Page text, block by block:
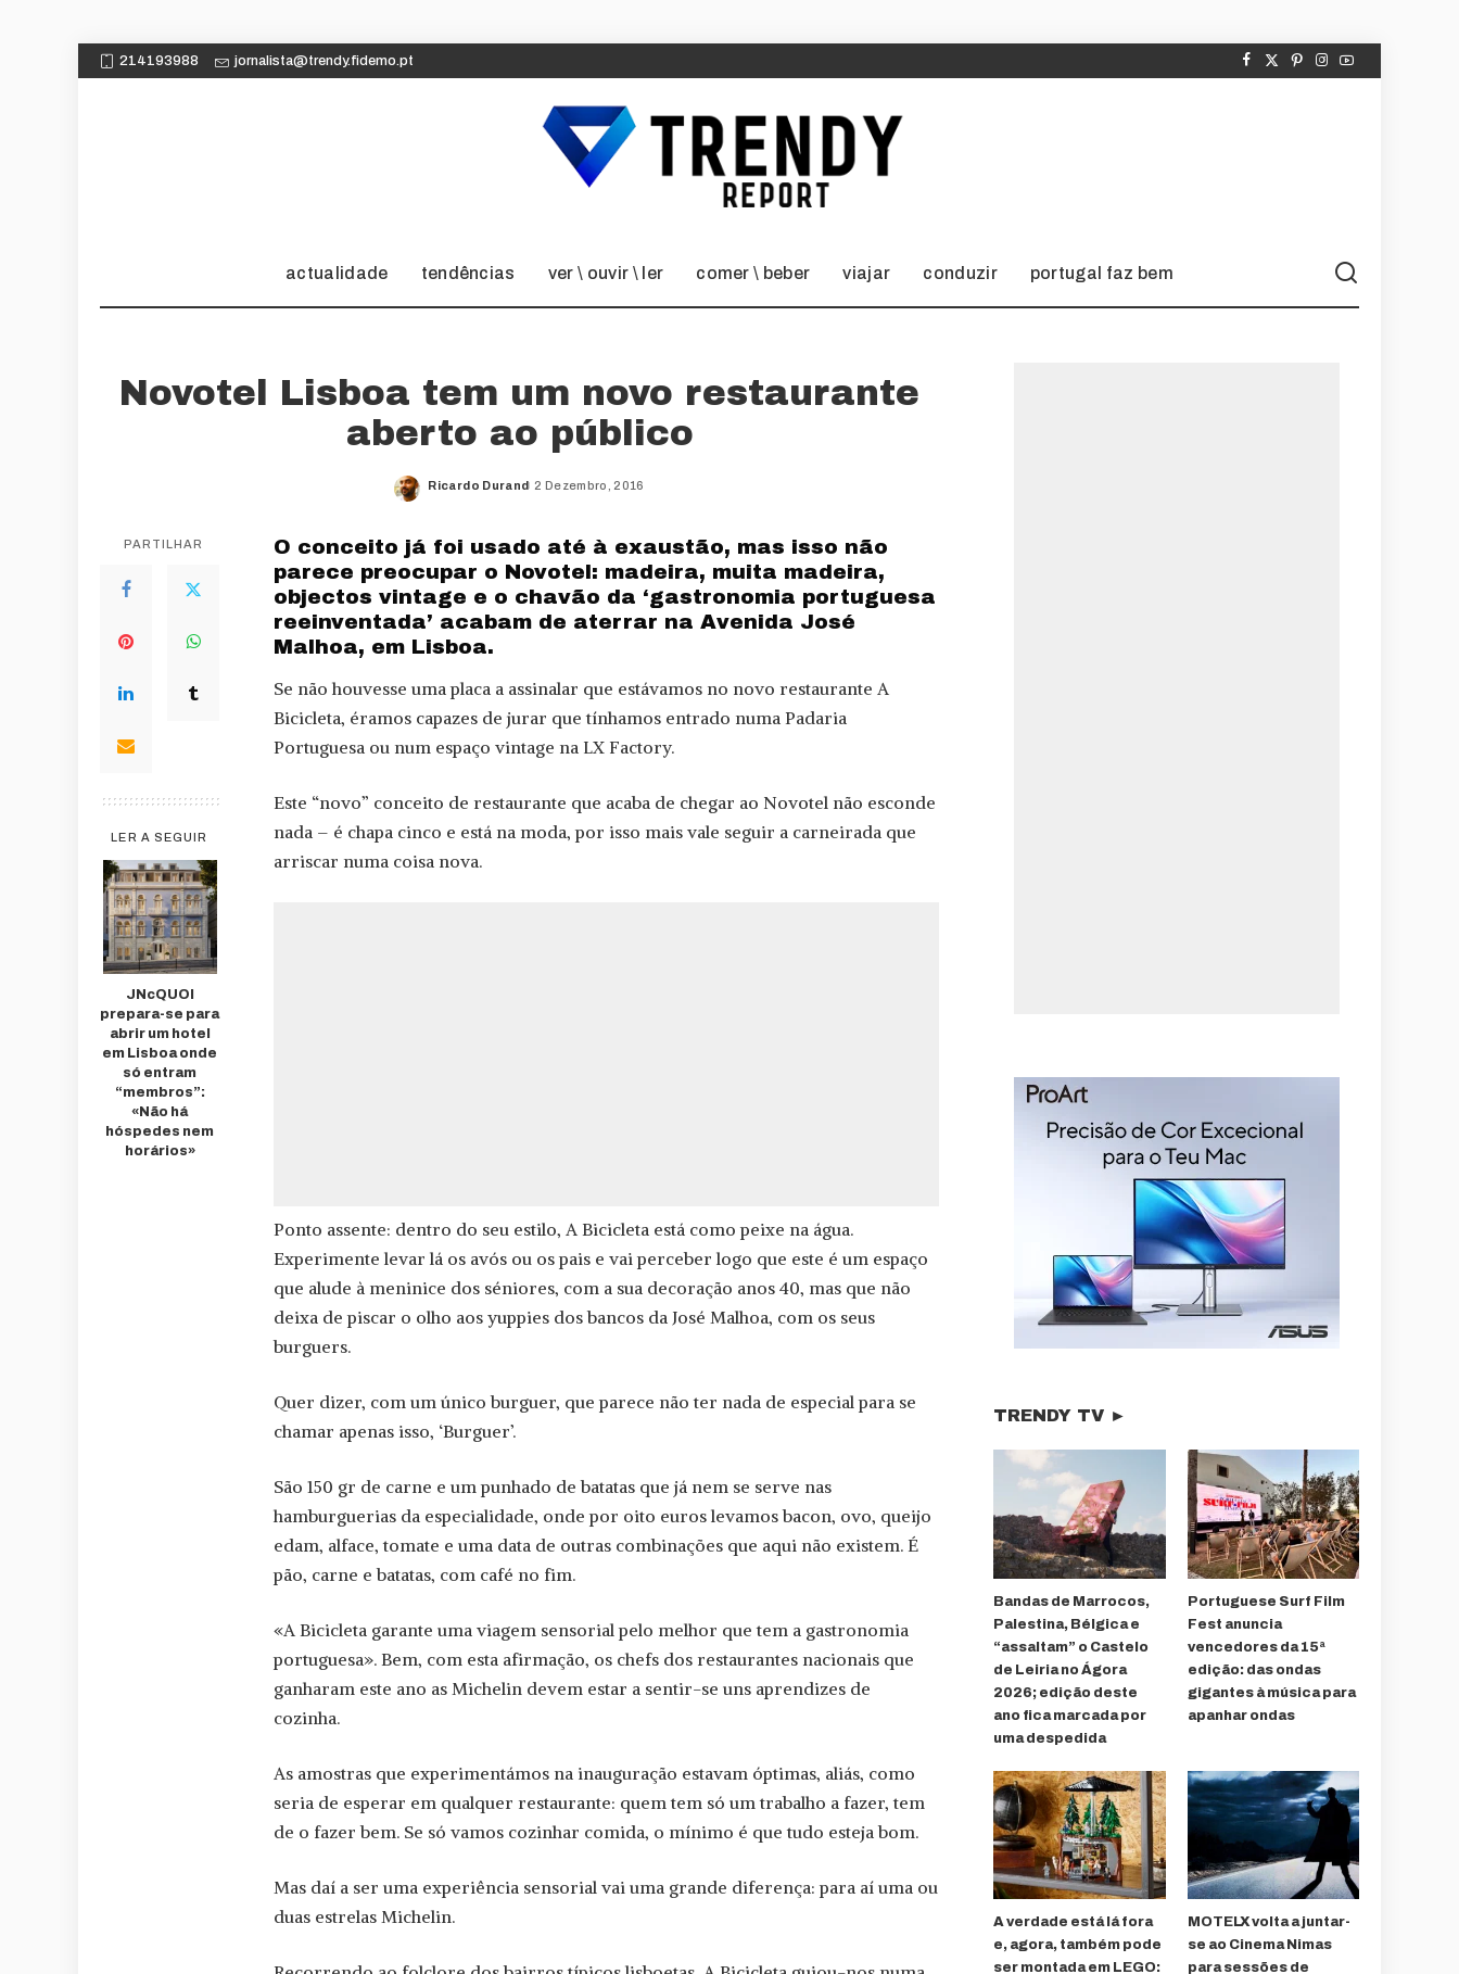
214193988 jornalista@trendy.fidemo.pt
actualidade tendências ver \ ouvir \ ler comer \ beber viajar conduzir portugal faz bem
Novotel Lisboa tem um novo restaurante
aberto ao público
Posted
Ricardo Durand 2 Dezembro, 2016
PARTILHAR
LER A SEGUIR
JNcQUOI
prepara-se para
abrir um hotel
em Lisboa onde
só entram
“membros”:
«Não há
hóspedes nem
horários»
O conceito já foi usado até à exaustão, mas isso não
parece preocupar o Novotel: madeira, muita madeira,
objectos vintage e o chavão da ‘gastronomia portuguesa
reeinventada’ acabam de aterrar na Avenida José
Malhoa, em Lisboa.
Se não houvesse uma placa a assinalar que estávamos no novo restaurante A
Bicicleta, éramos capazes de jurar que tínhamos entrado numa Padaria
Portuguesa ou num espaço vintage na LX Factory.
Este “novo” conceito de restaurante que acaba de chegar ao Novotel não esconde
nada – é chapa cinco e está na moda, por isso mais vale seguir a carneirada que
arriscar numa coisa nova.
Ponto assente: dentro do seu estilo, A Bicicleta está como peixe na água.
Experimente levar lá os avós ou os pais e vai perceber logo que este é um espaço
que alude à meninice dos séniores, com a sua decoração anos 40, mas que não
deixa de piscar o olho aos yuppies dos bancos da José Malhoa, com os seus
burguers.
Quer dizer, com um único burguer, que parece não ter nada de especial para se
chamar apenas isso, ‘Burguer’.
São 150 gr de carne e um punhado de batatas que já nem se serve nas
hamburguerias da especialidade, onde por oito euros levamos bacon, ovo, queijo
edam, alface, tomate e uma data de outras combinações que aqui não existem. É
pão, carne e batatas, com café no fim.
«A Bicicleta garante uma viagem sensorial pelo melhor que tem a gastronomia
portuguesa». Bem, com esta afirmação, os chefs dos restaurantes nacionais que
ganharam este ano as Michelin devem estar a sentir-se uns aprendizes de
cozinha.
As amostras que experimentámos na inauguração estavam óptimas, aliás, como
seria de esperar em qualquer restaurante: quem tem só um trabalho a fazer, tem
de o fazer bem. Se só vamos cozinhar comida, o mínimo é que tudo esteja bom.
Mas daí a ser uma experiência sensorial vai uma grande diferença: para aí uma ou
duas estrelas Michelin.
TRENDY TV ►
Bandas de Marrocos,
Palestina, Bélgica e
“assaltam” o Castelo
de Leiria no Ágora
2026; edição deste
ano fica marcada por
uma despedida
Portuguese Surf Film
Fest anuncia
vencedores da 15ª
edição: das ondas
gigantes à música para
apanhar ondas
A verdade está lá fora
e, agora, também pode
ser montada em LEGO:
MOTELX volta a juntar-
se ao Cinema Nimas
para sessões de